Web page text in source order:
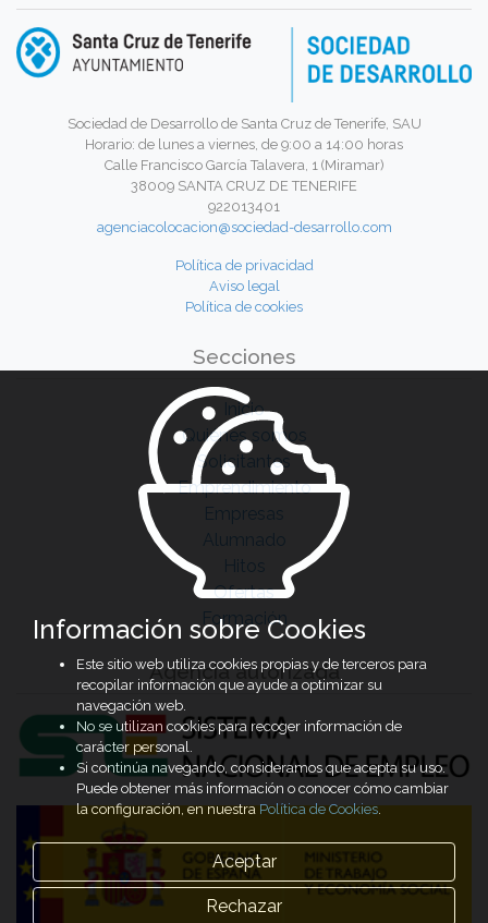
Sociedad de Desarrollo de Santa Cruz de Tenerife, SAU
Horario: de lunes a viernes, de 9:00 a 14:00 horas
Calle Francisco García Talavera, 1 (Miramar)
38009 SANTA CRUZ DE TENERIFE
922013401
agenciacolocacion@sociedad-desarrollo.com
Política de privacidad
Aviso legal
Política de cookies
Secciones
Inicio
Quiénes somos
Solicitantes
Emprendimiento
Empresas
Alumnado
Hitos
Ofertas
Formación
Agencia autorizada
Información sobre Cookies
Este sitio web utiliza cookies propias y de terceros para
recopilar información que ayude a optimizar su
navegación web.
No se utilizan cookies para recoger información de
carácter personal.
Si continúa navegando, consideramos que acepta su uso.
Puede obtener más información o conocer cómo cambiar
la configuración, en nuestraPolítica de Cookies.
Aceptar
Rechazar